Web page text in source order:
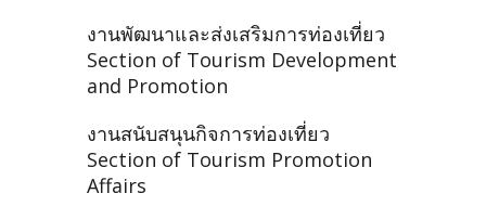
งานพัฒนาและส่งเสริมการท่องเที่ยว
Section of Tourism Development
and Promotion
งานสนับสนุนกิจการท่องเที่ยว
Section of Tourism Promotion
Affairs